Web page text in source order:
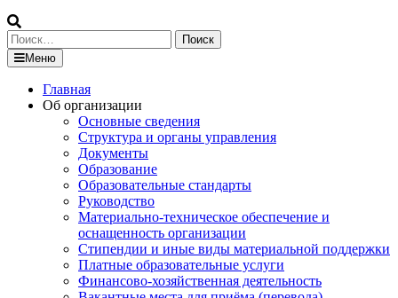
Найти:
Меню
Главная
Об организации
Основные сведения
Структура и органы управления
Документы
Образование
Образовательные стандарты
Руководство
Материально-техническое обеспечение и
оснащенность организации
Стипендии и иные виды материальной поддержки
Платные образовательные услуги
Финансово-хозяйственная деятельность